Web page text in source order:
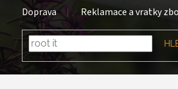
Doprava Reklamace a vratky